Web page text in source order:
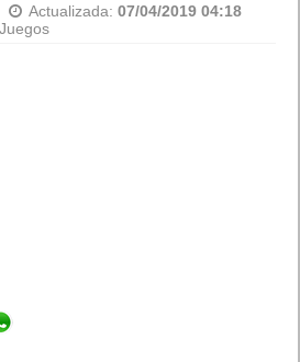
Actualizada:07/04/2019 04:18
Juegos